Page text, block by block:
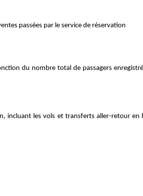
passées par le service de réservation
du nombre total de passagers
incluant les vols et transferts aller-retour en